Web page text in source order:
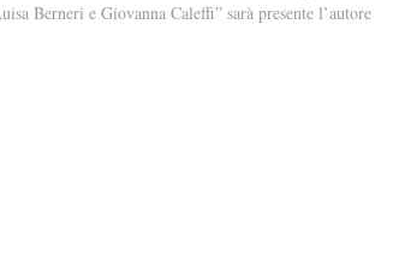
Berneri e Giovanna Caleffi” sarà presente l’autore